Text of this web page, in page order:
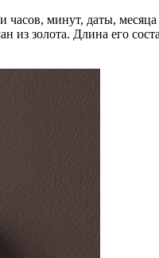
часов, минут, даты,
золота. Длина его